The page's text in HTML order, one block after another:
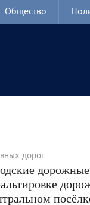
Общество
дорог